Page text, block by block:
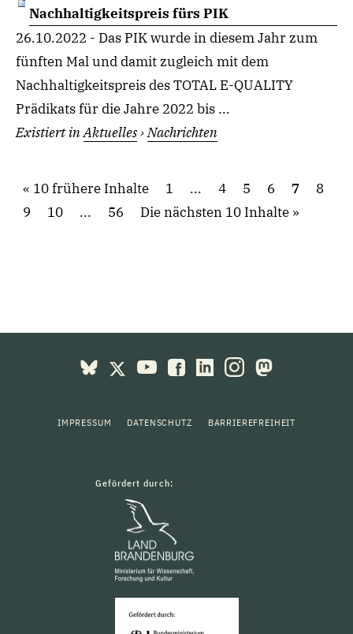
Nachhaltigkeitspreis fürs PIK
26.10.2022 - Das PIK wurde in diesem Jahr zum
fünften Mal und damit zugleich mit dem
Nachhaltigkeitspreis des TOTAL E-QUALITY
Prädikats für die Jahre 2022 bis ...
Existiert inAktuelles›Nachrichten
10 frühere Inhalte 1 ... 4 5 6 7
8
9
10 ... 56 Die nächsten 10 Inhalte
IMPRESSUM DATENSCHUTZ BARRIEREFREIHEIT
Gefördert durch: